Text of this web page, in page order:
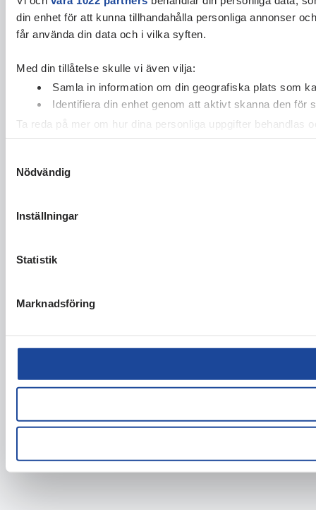
din enhet för att kunna tillhandahålla personliga annonser
får använda din data och i vilka syften.
Med din tillåtelse skulle vi även vilja:
Samla in information om din geografiska plats som
Identifiera din enhet genom att aktivt skanna den för
Ta reda på mer om hur dina personliga uppgifter behandlas
cookie-förklaringen.
Vi använder enhetsidentifierare för att anpassa innehållet
Nödvändig
Inställningar
Statistik
Marknadsföring